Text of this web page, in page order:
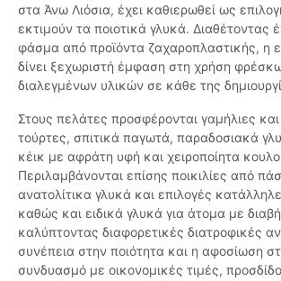
στα Άνω Λιόσια, έχει καθιερωθεί ως
εκτιμούν τα ποιοτικά γλυκά. Διαθέτοντας
φάσμα από προϊόντα ζαχαροπλαστικής, η
δίνει ξεχωριστή έμφαση στη χρήση
διαλεγμένων υλικών σε κάθε της
Στους πελάτες προσφέρονται γαμήλιες και
τούρτες, σπιτικά παγωτά, παραδοσιακά
κέικ με αφράτη υφή και χειροποίητα
Περιλαμβάνονται επίσης ποικιλίες από
ανατολίτικα γλυκά και επιλογές
καθώς και ειδικά γλυκά για άτομα με
καλύπτοντας διαφορετικές διατροφικές
συνέπεια στην ποιότητα και η αφοσίωση
συνδυασμό με οικονομικές τιμές,